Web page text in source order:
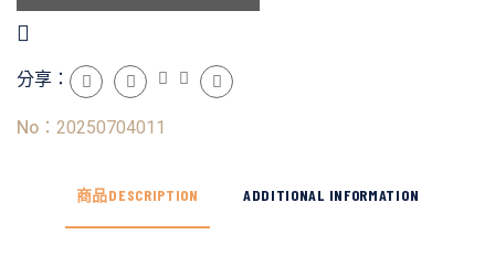
20250704011
DESCRIPTION ADDITIONAL INFORMATION